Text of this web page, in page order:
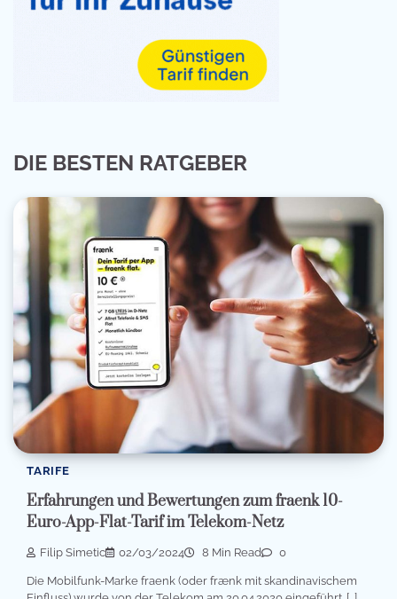
DIE BESTEN RATGEBER
TARIFE
Erfahrungen und Bewertungen zum fraenk 10-
Euro-App-Flat-Tarif im Telekom-Netz
Filip Simetic 02/03/2024 8 Min Read 0
Die Mobilfunk-Marke fraenk (oder frænk mit skandinavischem